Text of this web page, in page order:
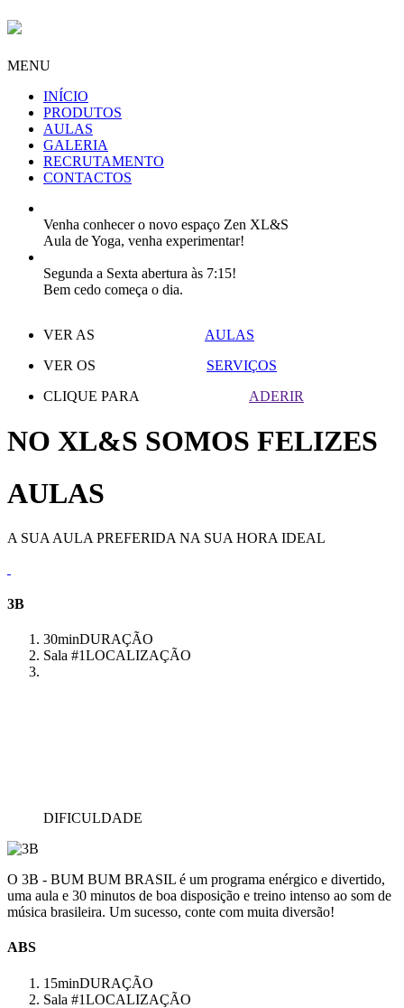
MENU
INÍCIO
PRODUTOS
AULAS
GALERIA
RECRUTAMENTO
CONTACTOS
Venha conhecer o novo espaço Zen XL&S
Aula de Yoga, venha experimentar!
Segunda a Sexta abertura às 7:15!
Bem cedo começa o dia.
VER AS
AULAS
VER OS
SERVIÇOS
CLIQUE PARA
ADERIR
NO XL&S SOMOS FELIZES
AULAS
A SUA AULA PREFERIDA NA SUA HORA IDEAL
3B
30minDURAÇÃO
Sala #1LOCALIZAÇÃO
DIFICULDADE
O 3B - BUM BUM BRASIL é um programa enérgico e divertido,
uma aula e 30 minutos de boa disposição e treino intenso ao som de
música brasileira. Um sucesso, conte com muita diversão!
ABS
15minDURAÇÃO
Sala #1LOCALIZAÇÃO